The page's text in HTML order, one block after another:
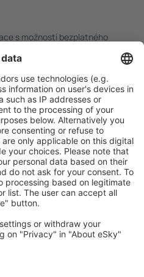
s možností bezplatného
nabídky pro přihlášené
gusta
zařízení: hotelů,
- Oblíbená města